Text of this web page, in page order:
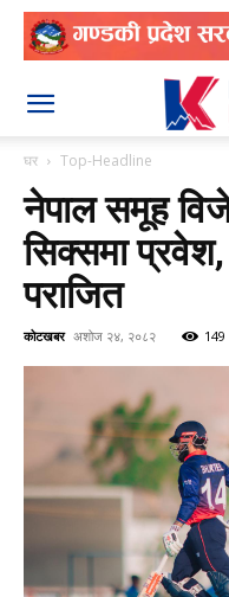
घर Top-Headline
नेपाल समूह
सिक्समा
पराजित
कोटखबर अशोज २४, २०८२ 149